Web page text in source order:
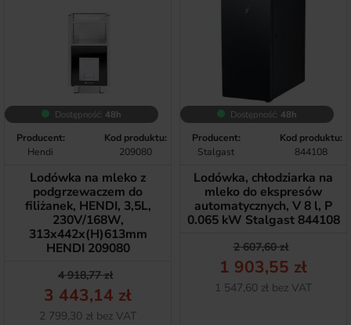
Dostępność: 48h
Producent:
Hendi
Kod produktu:
209080
Lodówka na mleko z
podgrzewaczem do
filiżanek, HENDI, 3,5L,
230V/168W,
313x442x(H)613mm
HENDI 209080
Cena podstawowa
4 918,77 zł
Cena
3 443,14 zł
Netto
2 799,30 zł bez VAT
Dostępność: 48h
Producent:
Stalgast
Kod produktu:
844108
Lodówka, chłodziarka na
mleko do ekspresów
automatycznych, V 8 l, P
0.065 kW Stalgast 844108
Cena
2 607,60 zł
Cena
1 903,55 zł
Netto
1 547,60 zł bez VAT